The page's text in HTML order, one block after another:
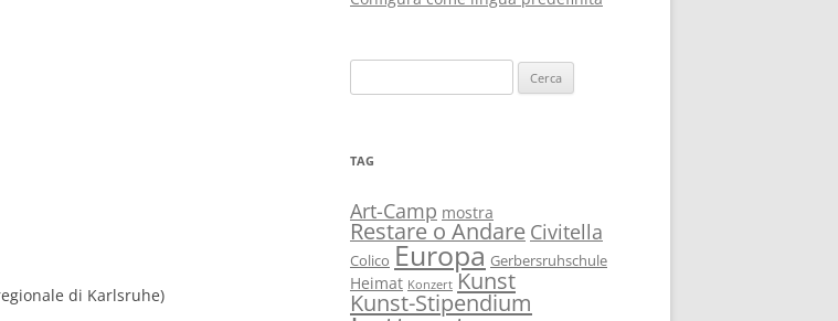
di Karlsruhe)
per:
TAG
Art-Camp mostra
Restare o Andare Civitella
Colico Europa Gerbersruhschule
Heimat Konzert Kunst
Kunst-Stipendium